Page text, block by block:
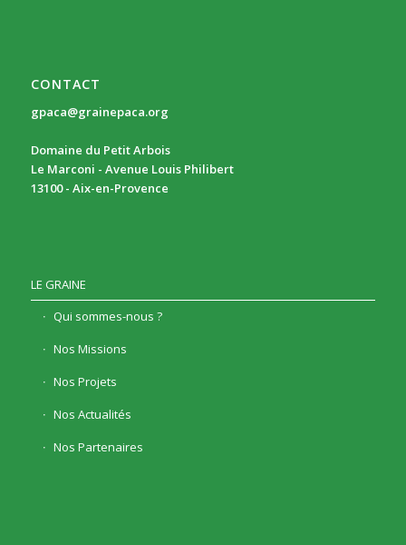
CONTACT
gpaca@grainepaca.org
Domaine du Petit Arbois
Le Marconi - Avenue Louis Philibert
13100 - Aix-en-Provence
LE GRAINE
Qui sommes-nous ?
Nos Missions
Nos Projets
Nos Actualités
Nos Partenaires